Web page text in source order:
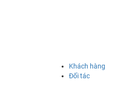
Khách hàng
Đối tác